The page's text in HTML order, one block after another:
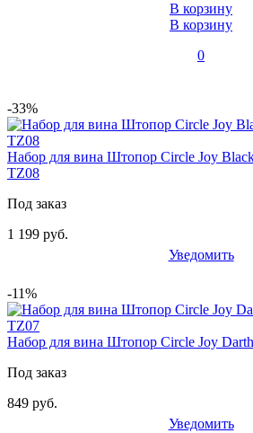
В корзину
В корзину
0
-33%
Набор для вина Штопор Circle Joy
TZ08
Под заказ
1 199 руб.
Уведомить
-11%
Набор для вина Штопор Circle Joy
Под заказ
849 руб.
Уведомить